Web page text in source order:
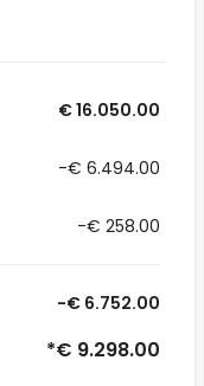
€ 16.050.00
-€ 6.494.00
-€ 258.00
-€ 6.752.00
*€ 9.298.00